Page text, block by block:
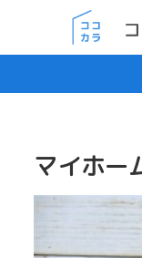
マイホー